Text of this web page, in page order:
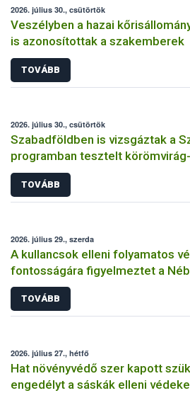
2026. július 30., csütörtök
Veszélyben a hazai
is azonosítottak a szakemberek
TOVÁBB
2026. július 30., csütörtök
Szabadföldben is vizsgáztak a
programban tesztelt
TOVÁBB
2026. július 29., szerda
A kullancsok elleni folyamatos
fontosságára figyelmeztet a
TOVÁBB
2026. július 27., hétfő
Hat növényvédő szer kapott
engedélyt a sáskák elleni